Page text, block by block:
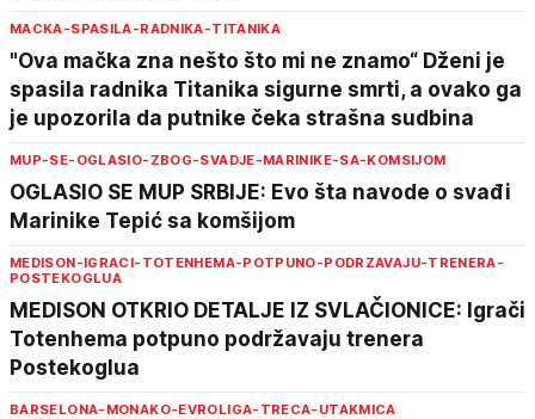
MACKA-SPASILA-RADNIKA-TITANIKA
"Ova mačka zna nešto što mi ne znamo“ Dženi je
spasila radnika Titanika sigurne smrti, a ovako ga
je upozorila da putnike čeka strašna sudbina
MUP-SE-OGLASIO-ZBOG-SVADJE-MARINIKE-SA-KOMSIJOM
OGLASIO SE MUP SRBIJE: Evo šta navode o svađi
Marinike Tepić sa komšijom
MEDISON-IGRACI-TOTENHEMA-POTPUNO-PODRZAVAJU-TRENERA-
POSTEKOGLUA
MEDISON OTKRIO DETALJE IZ SVLAČIONICE: Igrači
Totenhema potpuno podržavaju trenera
Postekoglua
BARSELONA-MONAKO-EVROLIGA-TRECA-UTAKMICA